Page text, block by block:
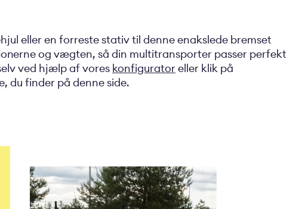
eller en forreste stativ til denne enakslede bremset
og vægten, så din multitransporter passer perfekt
ved hjælp af vores konfiguratoreller klik på
du finder på denne side.